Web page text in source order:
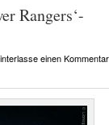
Rangers‘-
einen Kommentar